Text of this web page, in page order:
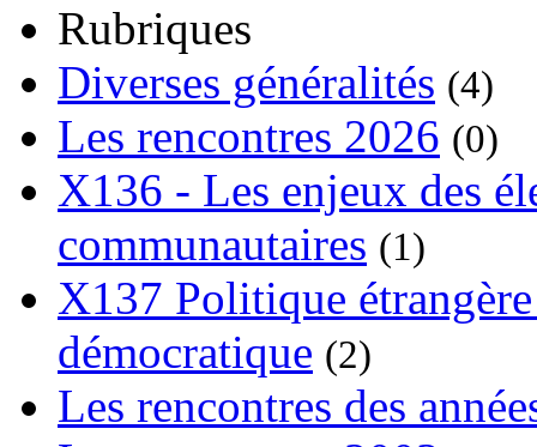
Rubriques
Diverses généralités (4)
Les rencontres 2026 (0)
X136 - Les enjeux des
communautaires (1)
X137 Politique
démocratique (2)
Les rencontres des